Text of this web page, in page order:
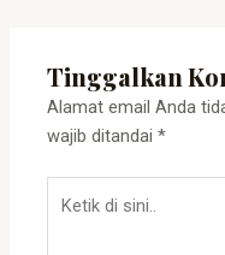
Tinggalkan
Alamat email Anda
wajib ditandai*